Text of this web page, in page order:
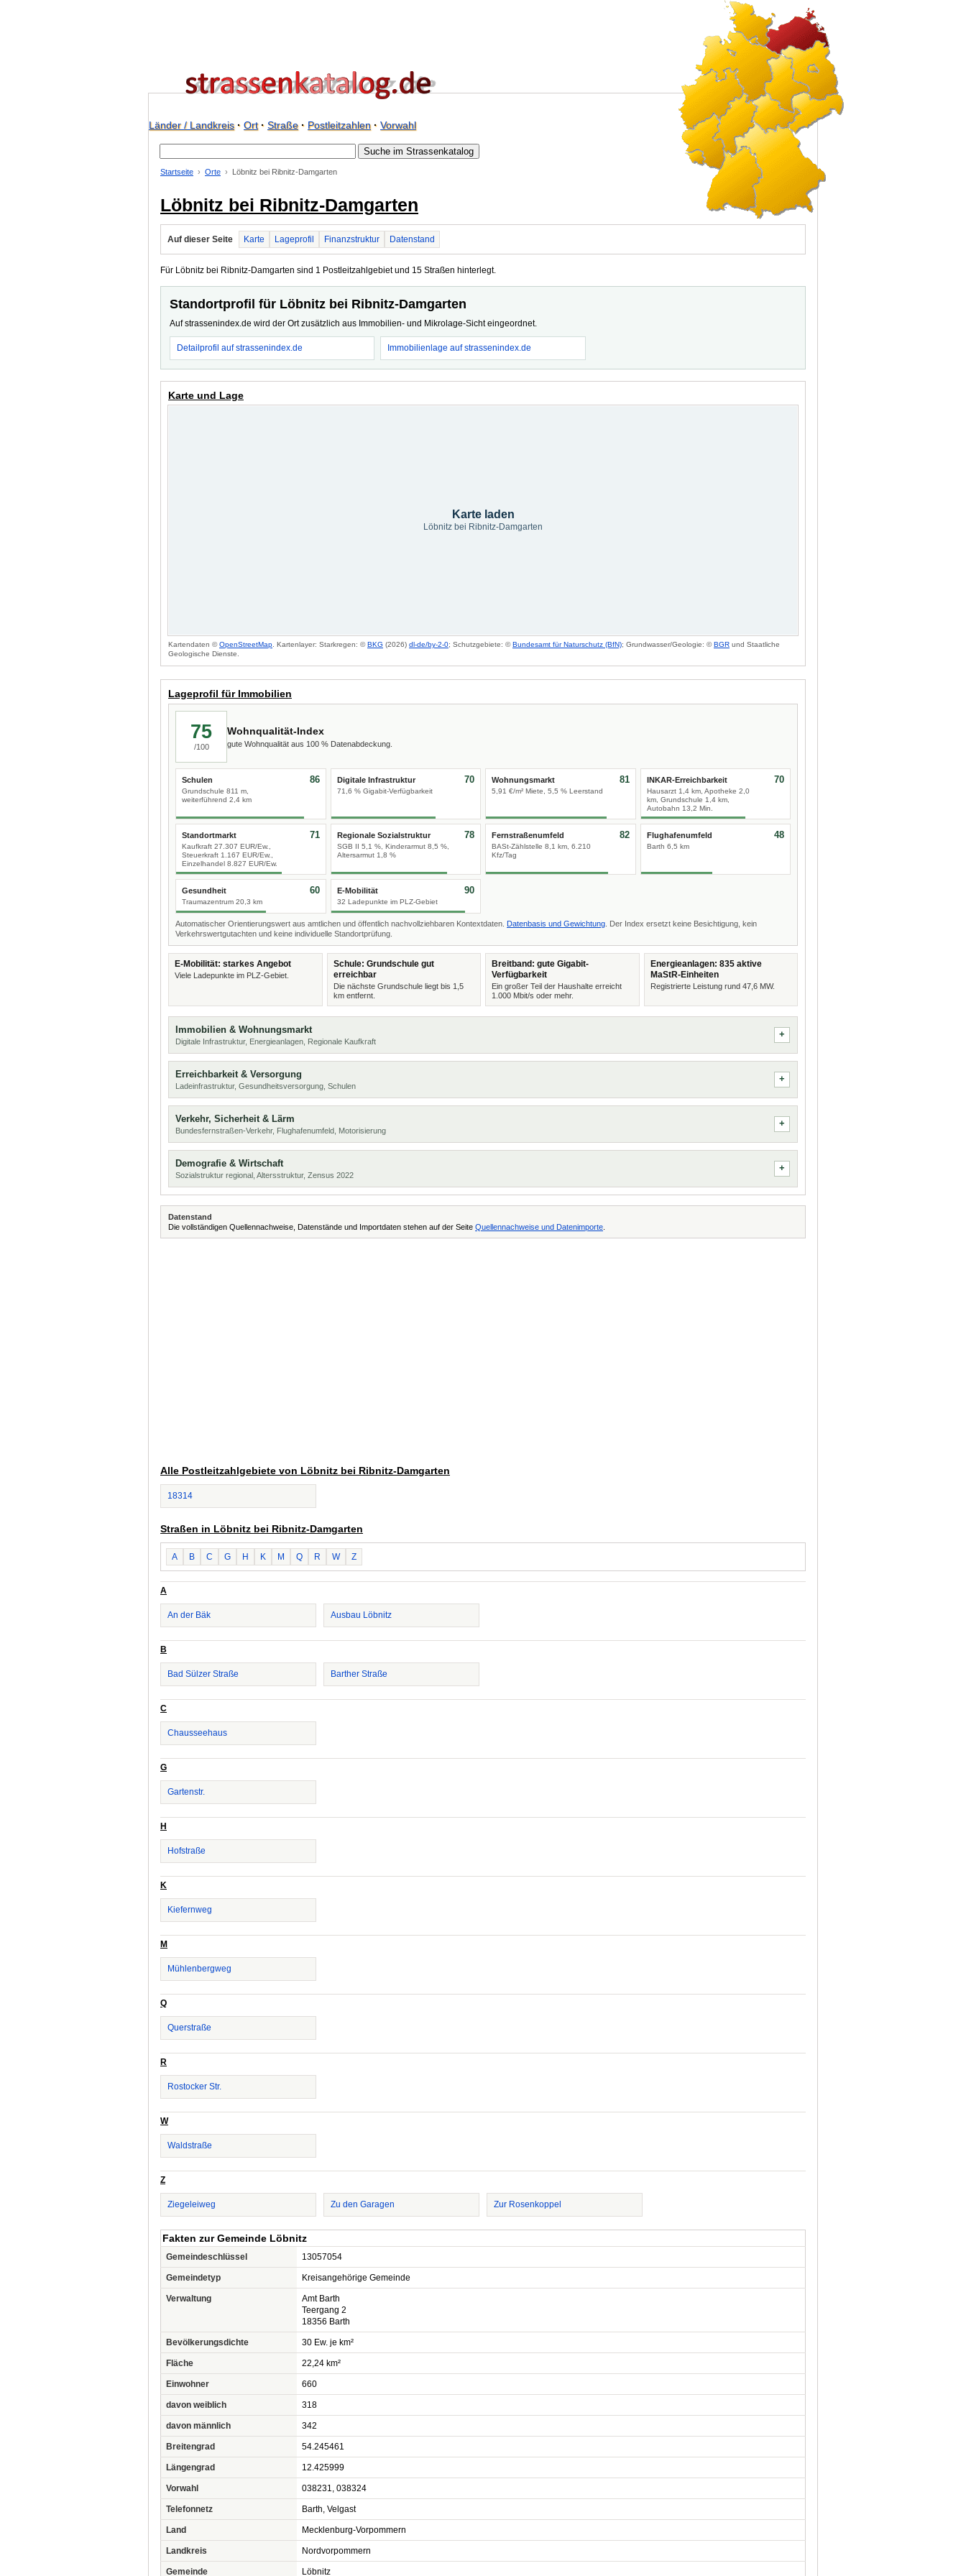
Länder / Landkreis· Ort· Straße· Postleitzahlen· Vorwahl
Startseite Orte Löbnitz bei Ribnitz-Damgarten
Löbnitz bei Ribnitz-Damgarten
Auf dieser Seite Karte Lageprofil Finanzstruktur Datenstand
Für Löbnitz bei Ribnitz-Damgarten sind 1 Postleitzahlgebiet und 15 Straßen hinterlegt.
Standortprofil für Löbnitz bei Ribnitz-Damgarten
Auf strassenindex.de wird der Ort zusätzlich aus Immobilien- und Mikrolage-Sicht eingeordnet.
Detailprofil auf strassenindex.de Immobilienlage auf strassenindex.de
Karte und Lage
Karte laden
Löbnitz bei Ribnitz-Damgarten
Kartendaten ©OpenStreetMap . Kartenlayer: Starkregen: ©BKG (2026) dl-de/by-2-0; Schutzgebiete: ©Bundesamt für Naturschutz (BfN); Grundwasser/Geologie: ©BGR und Staatliche
Geologische Dienste.
Lageprofil für Immobilien
75
/100
Wohnqualität-Index
gute Wohnqualität aus 100 % Datenabdeckung.
Schulen
Grundschule 811 m,
weiterführend 2,4 km
86 Digitale Infrastruktur
71,6 % Gigabit-Verfügbarkeit
70 Wohnungsmarkt
5,91 €/m² Miete, 5,5 % Leerstand
81 INKAR-Erreichbarkeit
Hausarzt 1,4 km, Apotheke 2,0
km, Grundschule 1,4 km,
Autobahn 13,2 Min.
70
Standortmarkt
Kaufkraft 27.307 EUR/Ew.,
Steuerkraft 1.167 EUR/Ew.,
Einzelhandel 8.827 EUR/Ew.
71 Regionale Sozialstruktur
SGB II 5,1 %, Kinderarmut 8,5 %,
Altersarmut 1,8 %
78 Fernstraßenumfeld
BASt-Zählstelle 8,1 km, 6.210
Kfz/Tag
82 Flughafenumfeld
Barth 6,5 km
48
Gesundheit
Traumazentrum 20,3 km
60 E-Mobilität
32 Ladepunkte im PLZ-Gebiet
90
Automatischer Orientierungswert aus amtlichen und öffentlich nachvollziehbaren Kontextdaten. Datenbasis und Gewichtung . Der Index ersetzt keine Besichtigung, kein
Verkehrswertgutachten und keine individuelle Standortprüfung.
E-Mobilität: starkes Angebot
Viele Ladepunkte im PLZ-Gebiet.
Schule: Grundschule gut
erreichbar
Die nächste Grundschule liegt bis 1,5
km entfernt.
Breitband: gute Gigabit-
Verfügbarkeit
Ein großer Teil der Haushalte erreicht
1.000 Mbit/s oder mehr.
Energieanlagen: 835 aktive
MaStR-Einheiten
Registrierte Leistung rund 47,6 MW.
Immobilien & Wohnungsmarkt
Digitale Infrastruktur, Energieanlagen, Regionale Kaufkraft
Erreichbarkeit & Versorgung
Ladeinfrastruktur, Gesundheitsversorgung, Schulen
Verkehr, Sicherheit & Lärm
Bundesfernstraßen-Verkehr, Flughafenumfeld, Motorisierung
Demografie & Wirtschaft
Sozialstruktur regional, Altersstruktur, Zensus 2022
Datenstand
Die vollständigen Quellennachweise, Datenstände und Importdaten stehen auf der Seite Quellennachweise und Datenimporte
Alle Postleitzahlgebiete von Löbnitz bei Ribnitz-Damgarten
18314
Straßen in Löbnitz bei Ribnitz-Damgarten
A B C G H K M Q R W Z
A
An der Bäk Ausbau Löbnitz
B
Bad Sülzer Straße Barther Straße
C
Chausseehaus
G
Gartenstr.
H
Hofstraße
K
Kiefernweg
M
Mühlenbergweg
Q
Querstraße
R
Rostocker Str.
W
Waldstraße
Z
Ziegeleiweg Zu den Garagen Zur Rosenkoppel
Fakten zur Gemeinde Löbnitz
Gemeindeschlüssel 13057054
Gemeindetyp Kreisangehörige Gemeinde
Verwaltung
Amt Barth
Teergang 2
18356 Barth
Bevölkerungsdichte 30 Ew. je km²
Fläche 22,24 km²
Einwohner 660
davon weiblich 318
davon männlich 342
Breitengrad 54.245461
Längengrad 12.425999
Vorwahl 038231, 038324
Telefonnetz Barth, Velgast
Land Mecklenburg-Vorpommern
Landkreis Nordvorpommern
Gemeinde Löbnitz